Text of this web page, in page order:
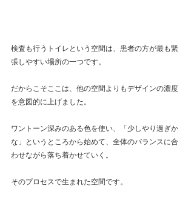
検査も行うトイレという空間は、患者の方が最も緊
張しやすい場所の一つです。
だからこそここは、他の空間よりもデザインの濃度
を意図的に上げました。
ワントーン深みのある色を使い、「少しやり過ぎか
な」というところから始めて、全体のバランスに合
わせながら落ち着かせていく。
そのプロセスで生まれた空間です。